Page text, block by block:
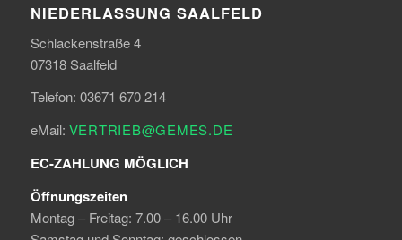
NIEDERLASSUNG SAALFELD
Schlackenstraße 4
07318 Saalfeld
Telefon: 03671 670 214
eMail: VERTRIEB@GEMES.DE
EC-ZAHLUNG MÖGLICH
Öffnungszeiten
Montag – Freitag: 7.00 – 16.00 Uhr